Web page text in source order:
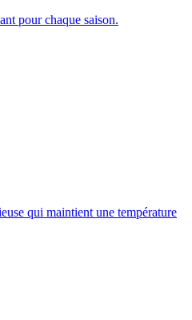
pour chaque saison.
qui maintient une température